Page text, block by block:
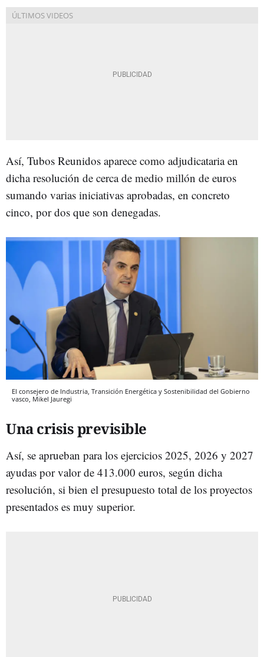
Así, Tubos Reunidos aparece como adjudicataria en
dicha resolución de cerca de medio millón de euros
sumando varias iniciativas aprobadas, en concreto
cinco, por dos que son denegadas.
El consejero de Industria, Transición Energética y Sostenibilidad del Gobierno
vasco, Mikel Jauregi
Una crisis previsible
Así, se aprueban para los ejercicios 2025, 2026 y 2027
ayudas por valor de 413.000 euros, según dicha
resolución, si bien el presupuesto total de los proyectos
presentados es muy superior.